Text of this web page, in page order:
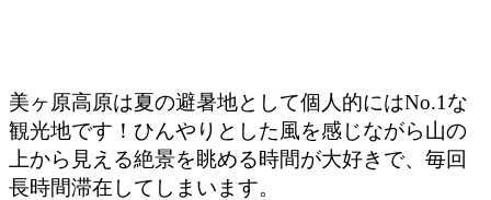
美ヶ原高原は夏の避暑地として個人的にはNo.1な
観光地です！ひんやりとした風を感じながら山の
上から見える絶景を眺める時間が大好きで、毎回
長時間滞在してしまいます。